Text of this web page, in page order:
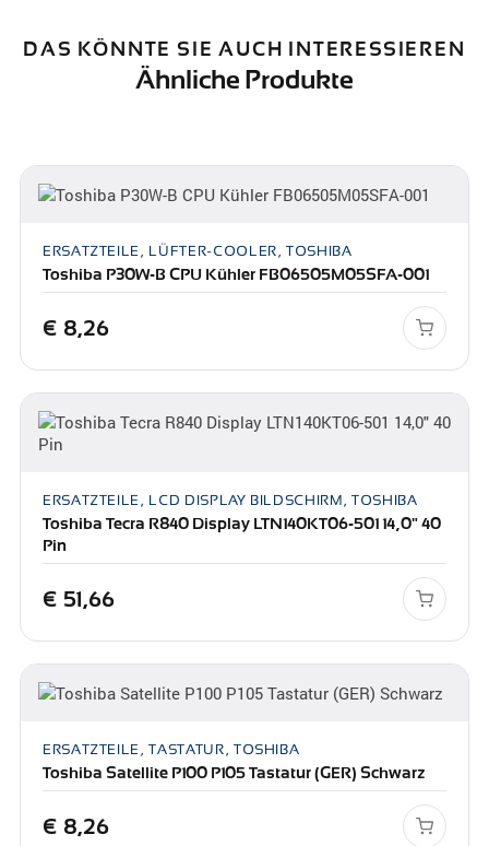
DAS KÖNNTE SIE AUCH INTERESSIEREN
Ähnliche Produkte
ERSATZTEILE, LÜFTER-COOLER, TOSHIBA
Toshiba P30W-B CPU Kühler FB06505M05SFA-001
€ 8,26
ERSATZTEILE, LCD DISPLAY BILDSCHIRM, TOSHIBA
Toshiba Tecra R840 Display LTN140KT06-501 14,0" 40
Pin
€ 51,66
ERSATZTEILE, TASTATUR, TOSHIBA
Toshiba Satellite P100 P105 Tastatur (GER) Schwarz
€ 8,26